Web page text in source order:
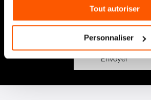
Tout autoriser
Personnaliser
notre
d’information
:
Envoyer